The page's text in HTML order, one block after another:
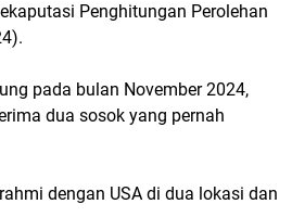
Penghitungan Perolehan
pada bulan November 2024,
dua sosok yang pernah
dengan USA di dua lokasi dan